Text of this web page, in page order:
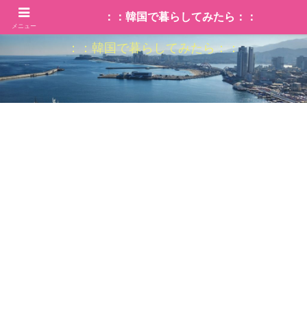
：：韓国で暮らしてみたら：：
メニュー
：：韓国で暮らしてみたら：：